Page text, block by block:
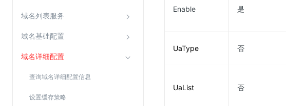
域名列表服务
域名基础配置
域名详细配置
查询域名详细配置信息
设置缓存策略
密钥管理服务
SSL证书管理
Enable 是
UaType 否
UaList 否